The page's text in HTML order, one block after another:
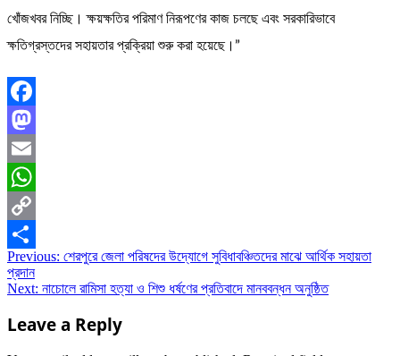
খোঁজখবর নিচ্ছি। ক্ষয়ক্ষতির পরিমাণ নিরূপণের কাজ চলছে এবং সরকারিভাবে
ক্ষতিগ্রস্তদের সহায়তার প্রক্রিয়া শুরু করা হয়েছে।”
Facebook
Mastodon
Email
WhatsApp
Copy
Link
Share
Post
navigation
Previous: শেরপুরে জেলা পরিষদের উদ্যোগে সুবিধাবঞ্চিতদের মাঝে আর্থিক সহায়তা
প্রদান
Next: নাচোলে রামিসা হত্যা ও শিশু ধর্ষণের প্রতিবাদে মানববন্ধন অনুষ্ঠিত
Leave a Reply